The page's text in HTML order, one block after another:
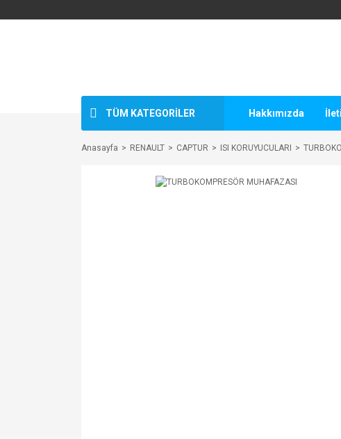
TÜM KATEGORİLER Hakkımızda
Anasayfa RENAULT CAPTUR ISI KORUYUCULARI